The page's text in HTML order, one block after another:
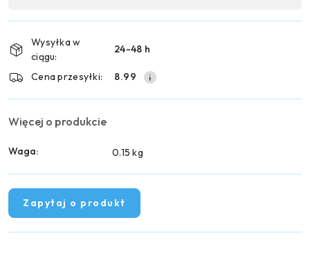
dostawa
Wysyłka w
ciągu:
24-48 h
Cena przesyłki: 8.99
Więcej o produkcie
Waga: 0.15 kg
Zapytaj o produkt